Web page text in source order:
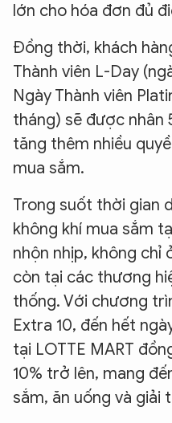
lớn cho hóa đơn đủ
Đồng thời, khách
Thành viên L-Day
Ngày Thành viên
tháng) sẽ được nhân
tăng thêm nhiều
mua sắm.
Trong suốt thời gian
không khí mua sắm
nhộn nhịp, không chỉ
còn tại các thương
thống. Với chương
Extra 10, đến hết
tại LOTTE MART
10% trở lên, mang
sắm, ăn uống và giải